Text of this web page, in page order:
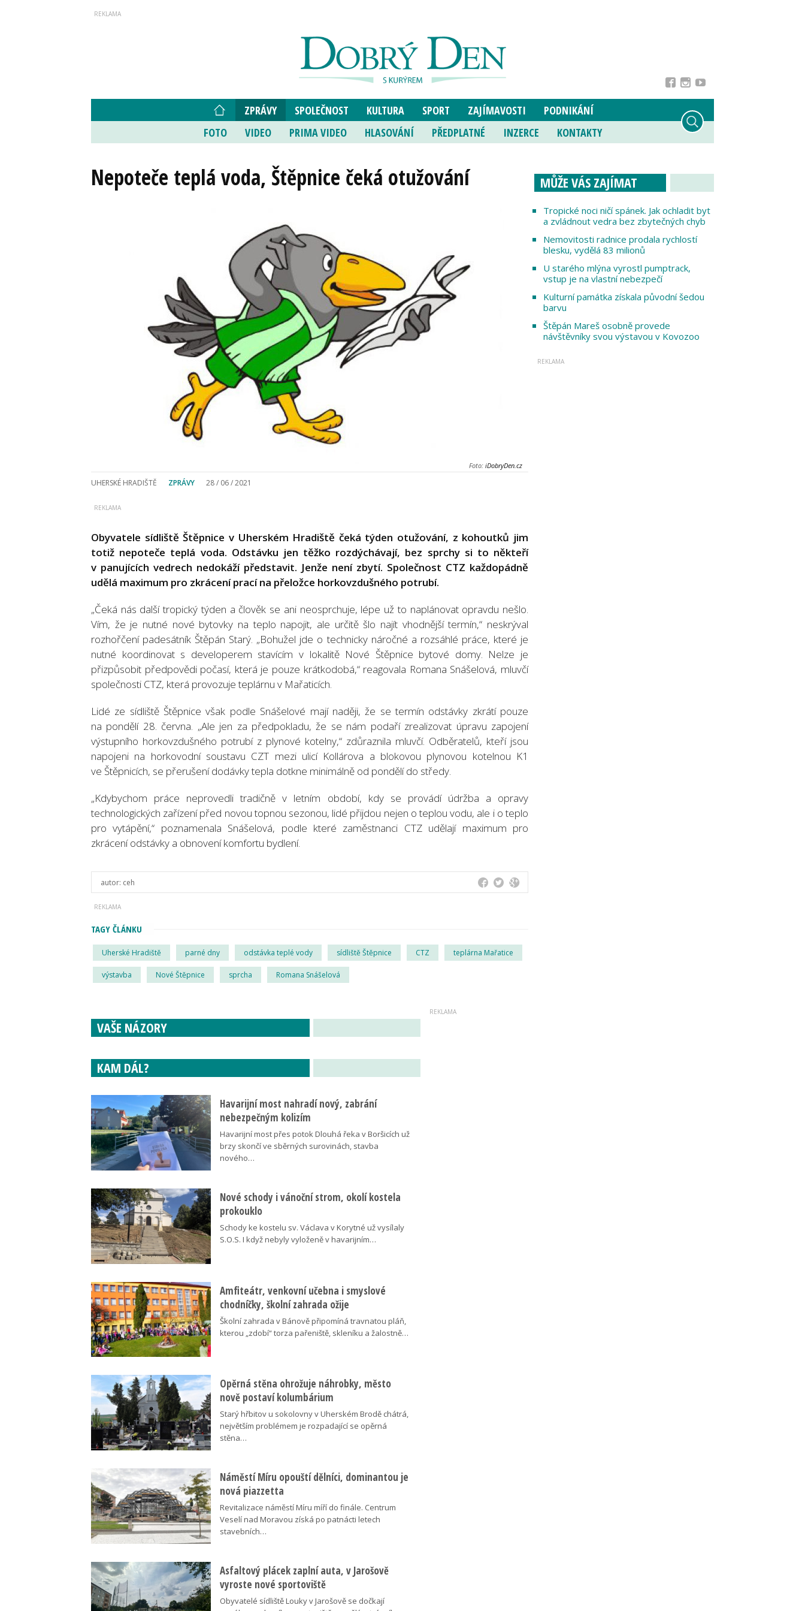
ZPRÁVY SPOLEČNOST KULTURA SPORT ZAJÍMAVOSTI
PODNIKÁNÍ
FOTO
VIDEO PRIMA VIDEO HLASOVÁNÍ PŘEDPLATNÉ INZERCE KONTAKTY
Nepoteče teplá voda, Štěpnice čeká otužování
Foto: iDobryDen.cz
UHERSKÉ HRADIŠTĚ ZPRÁVY 28 / 06 / 2021
Obyvatele sídliště Štěpnice v Uherském Hradiště čeká týden otužování, z kohoutků jim
totiž nepoteče teplá voda. Odstávku jen těžko rozdýchávají, bez sprchy si to někteří
v panujících vedrech nedokáží představit. Jenže není zbytí. Společnost CTZ každopádně
udělá maximum pro zkrácení prací na přeložce horkovzdušného potrubí.
„Čeká nás další tropický týden a člověk se ani neosprchuje, lépe už to naplánovat opravdu nešlo.
Vím, že je nutné nové bytovky na teplo napojit, ale určitě šlo najít vhodnější termín,“ neskrýval
rozhořčení padesátník Štěpán Starý. „Bohužel jde o technicky náročné a rozsáhlé práce, které je
nutné koordinovat s developerem stavícím v lokalitě Nové Štěpnice bytové domy. Nelze je
přizpůsobit předpovědi počasí, která je pouze krátkodobá,“ reagovala Romana Snášelová, mluvčí
společnosti CTZ, která provozuje teplárnu v Mařaticích.
Lidé ze sídliště Štěpnice však podle Snášelové mají naději, že se termín odstávky zkrátí pouze
na pondělí 28. června. „Ale jen za předpokladu, že se nám podaří zrealizovat úpravu zapojení
výstupního horkovzdušného potrubí z plynové kotelny,“ zdůraznila mluvčí. Odběratelů, kteří jsou
napojeni na horkovodní soustavu CZT mezi ulicí Kollárova a blokovou plynovou kotelnou K1
ve Štěpnicích, se přerušení dodávky tepla dotkne minimálně od pondělí do středy.
„Kdybychom práce neprovedli tradičně v letním období, kdy se provádí údržba a opravy
technologických zařízení před novou topnou sezonou, lidé přijdou nejen o teplou vodu, ale i o teplo
pro vytápění,“ poznamenala Snášelová, podle které zaměstnanci CTZ udělají maximum pro
zkrácení odstávky a obnovení komfortu bydlení.
autor: ceh
TAGY ČLÁNKU
Uherské Hradiště parné dny odstávka teplé vody sídliště Štěpnice CTZ teplárna Mařatice
výstavba Nové Štěpnice sprcha Romana Snášelová
MŮŽE VÁS ZAJÍMAT
Tropické noci ničí spánek. Jak ochladit byt
a zvládnout vedra bez zbytečných chyb
Nemovitosti radnice prodala rychlostí
blesku, vydělá 83 milionů
U starého mlýna vyrostl pumptrack,
vstup je na vlastní nebezpečí
Kulturní památka získala původní šedou
barvu
Štěpán Mareš osobně provede
návštěvníky svou výstavou v Kovozoo
VAŠE NÁZORY
KAM DÁL?
Havarijní most nahradí nový, zabrání
nebezpečným kolizím
Havarijní most přes potok Dlouhá řeka v Boršicích už
brzy skončí ve sběrných surovinách, stavba
nového…
Nové schody i vánoční strom, okolí kostela
prokouklo
Schody ke kostelu sv. Václava v Korytné už vysílaly
S.O.S. I když nebyly vyloženě v havarijním…
Amfiteátr, venkovní učebna i smyslové
chodníčky, školní zahrada ožije
Školní zahrada v Bánově připomíná travnatou pláň,
kterou „zdobí“ torza pařeniště, skleníku a žalostně…
Opěrná stěna ohrožuje náhrobky, město
nově postaví kolumbárium
Starý hřbitov u sokolovny v Uherském Brodě chátrá,
největším problémem je rozpadající se opěrná
stěna…
Náměstí Míru opouští dělníci, dominantou je
nová piazzetta
Revitalizace náměstí Míru míří do finále. Centrum
Veselí nad Moravou získá po patnácti letech
stavebních…
Asfaltový plácek zaplní auta, v Jarošově
vyroste nové sportoviště
Obyvatelé sídliště Louky v Jarošově se dočkají